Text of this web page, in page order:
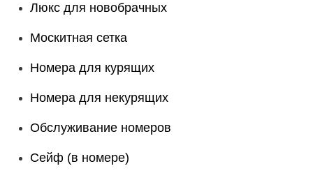
Люкс для новобрачных
Москитная сетка
Номера для курящих
Номера для некурящих
Обслуживание номеров
Сейф (в номере)